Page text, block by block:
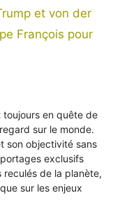
et von der
François pour
toujours en quête de
sur le monde.
son objectivité sans
exclusifs
reculés de la planète,
sur les enjeux